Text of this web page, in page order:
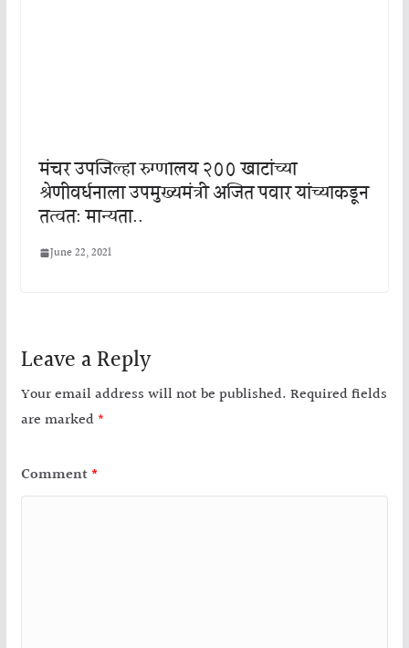
मंचर उपजिल्हा रुग्णालय २०० खाटांच्या
श्रेणीवर्धनाला उपमुख्यमंत्री अजित पवार यांच्याकडून
तत्वत: मान्यता..
June 22, 2021
Leave a Reply
Your email address will not be published. Required fields
are marked *
Comment *